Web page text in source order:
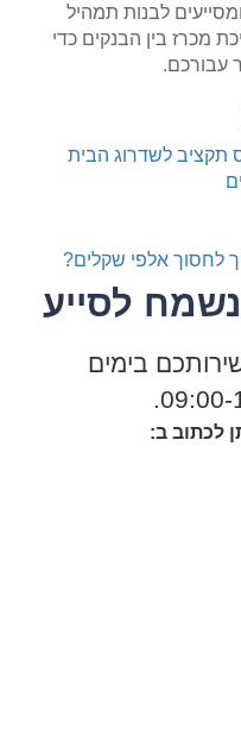
לבנות תמהיל
מכרז בין הבנקים כדי
עבורכם.
תקציב לשדרוג הבית
לחסוך אלפי שקלים?
לסייע
בימים
לכתוב ב: